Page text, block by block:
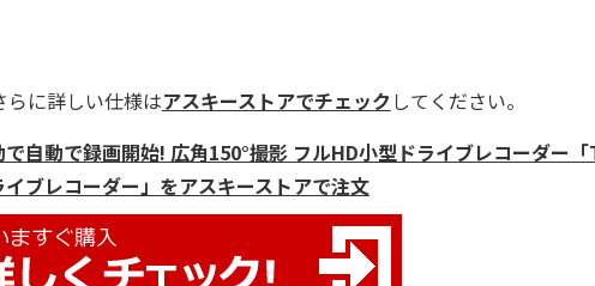
らに詳しい仕様はアスキーストアでチェックしてください。
自動で録画開始! 広角150°撮影 フルHD小型ドライブレコーダー
ブレコーダー」をアスキーストアで注文